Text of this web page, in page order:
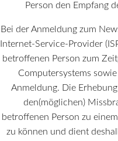
Person den Empfang
Bei der Anmeldung zum
Internet-Service-Provider
betroffenen Person zum
Computersystems
Anmeldung. Die
den(möglichen)
betroffenen Person zu
zu können und dient